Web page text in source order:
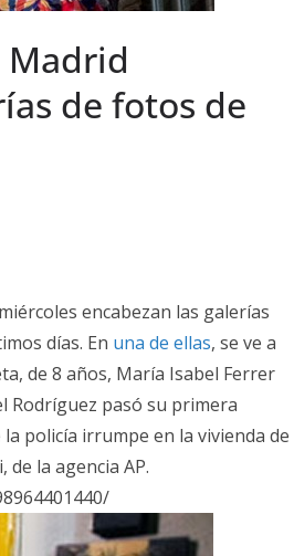
Madrid
de fotos de
encabezan las galerías
días. En una de ellas, se ve a
de 8 años, María Isabel Ferrer
Rodríguez pasó su primera
policía irrumpe en la vivienda de
la agencia AP.